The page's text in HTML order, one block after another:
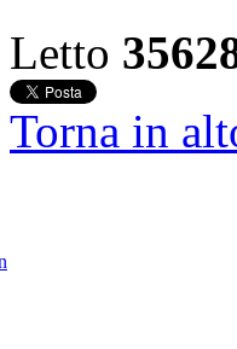
Letto
Torna in